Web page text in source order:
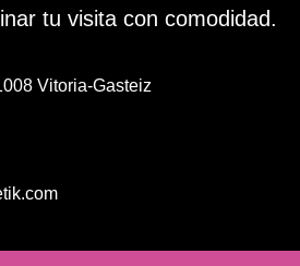
tu visita con comodidad.
Vitoria-Gasteiz